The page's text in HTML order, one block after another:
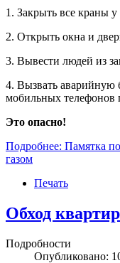
1. Закрыть все краны
2. Открыть окна и
3. Вывести людей из
4. Вызвать аварийную
мобильных телефонов
Это опасно!
Подробнее: Памятка
газом
Печать
Обход квартир
Подробности
Опубликовано: